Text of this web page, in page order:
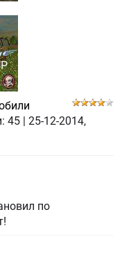
45
25-12-2014,
по